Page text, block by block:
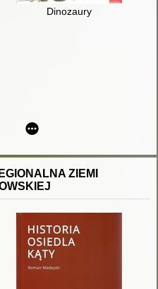
Dinozaury
ZIEMI